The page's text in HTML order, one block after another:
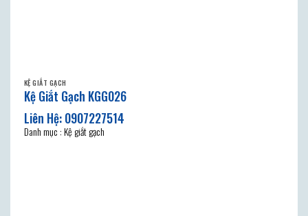
KỆ GIẮT GẠCH
Kệ Giắt Gạch KGG026
Danh mục : Kệ giắt gạch